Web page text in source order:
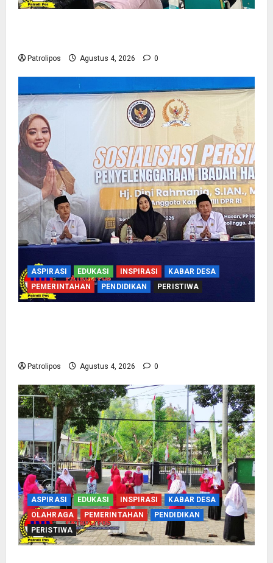
Patrolipos Agustus 4, 2026 0
ASPIRASI EDUKASI INSPIRASI
KABAR DESA
PEMERINTAHAN
PENDIDIKAN PERISTIWA
Patrolipos Agustus 4, 2026 0
ASPIRASI EDUKASI INSPIRASI
KABAR DESA
OLAHRAGA
PEMERINTAHAN
PENDIDIKAN
PERISTIWA